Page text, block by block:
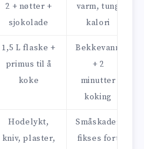
2 + nøtter +
sjokolade
varm, tung
kalori
1,5 L flaske +
primus til å
koke
Bekkevann
+ 2
minutter
koking
Hodelykt,
kniv, plaster,
Småskader
fikses fort